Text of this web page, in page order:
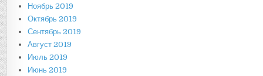
Ноябрь 2019
Октябрь 2019
Сентябрь 2019
Август 2019
Июль 2019
Июнь 2019